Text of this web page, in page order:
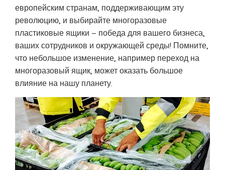
европейским странам, поддерживающим эту
революцию, и выбирайте многоразовые
пластиковые ящики – победа для вашего бизнеса,
ваших сотрудников и окружающей среды! Помните,
что небольшое изменение, например переход на
многоразовый ящик, может оказать большое
влияние на нашу планету.